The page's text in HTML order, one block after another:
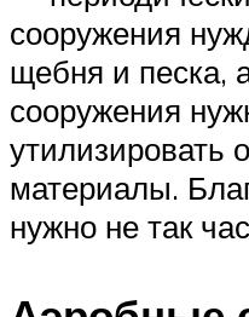
сооружения
щебня и песка,
сооружения
утилизировать
материалы.
нужно не так